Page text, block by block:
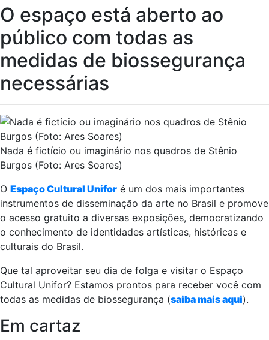
O espaço está aberto ao
público com todas as
medidas de biossegurança
necessárias
Nada é fictício ou imaginário nos quadros de Stênio
Burgos (Foto: Ares Soares)
O Espaço Cultural Unifor é um dos mais importantes
instrumentos de disseminação da arte no Brasil e promove
o acesso gratuito a diversas exposições, democratizando
o conhecimento de identidades artísticas, históricas e
culturais do Brasil.
Que tal aproveitar seu dia de folga e visitar o Espaço
Cultural Unifor? Estamos prontos para receber você com
todas as medidas de biossegurança (saiba mais aqui).
Em cartaz